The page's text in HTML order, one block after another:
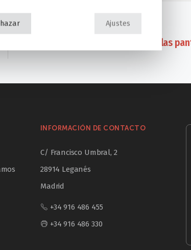
¿Cómo afecta el uso de las
INFORMACIÓN DE CONTACTO
C/ Francisco Umbral, 2
28914 Leganés
Madrid
+34 916 486 455
+34 916 486 330
Ajustes